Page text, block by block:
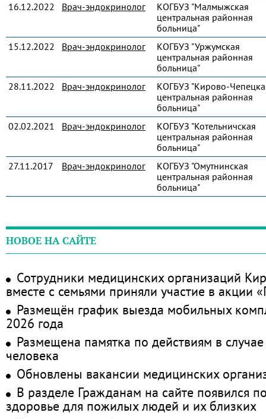
16.12.2022
Врач-эндокринолог
КОГБУЗ "Малмыжская
центральная районная
больница"
15.12.2022
Врач-эндокринолог
КОГБУЗ "Уржумская
центральная районная
больница"
28.11.2022
Врач-эндокринолог
КОГБУЗ "Кирово-
центральная районная
больница"
02.02.2021
Врач-эндокринолог
КОГБУЗ "Котельничская
центральная районная
больница"
27.11.2017
Врач-эндокринолог
КОГБУЗ "Омутнинская
центральная районная
больница"
НОВОЕ НА САЙТЕ
Сотрудники медицинских организаций
вместе с семьями приняли участие в акции
Размещён график выезда мобильных
2026 года
Размещена памятка по действиям в
человека
Обновлены вакансии медицинских
В разделе Гражданам на сайте появился
здоровье для пожилых людей и их близких